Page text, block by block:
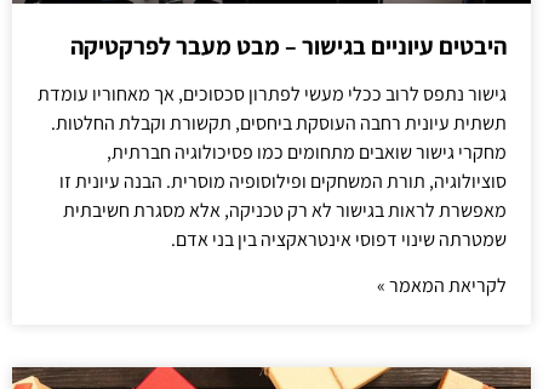
היבטים עיוניים בגישור – מבט מעבר לפרקטיקה
גישור נתפס לרוב ככלי מעשי לפתרון סכסוכים, אך מאחוריו עומדת
תשתית עיונית רחבה העוסקת ביחסים, תקשורת וקבלת החלטות.
מחקרי גישור שואבים מתחומים כמו פסיכולוגיה חברתית,
סוציולוגיה, תורת המשחקים ופילוסופיה מוסרית. הבנה עיונית זו
מאפשרת לראות בגישור לא רק טכניקה, אלא מסגרת חשיבתית
שמטרתה שינוי דפוסי אינטראקציה בין בני אדם.
לקריאת המאמר »